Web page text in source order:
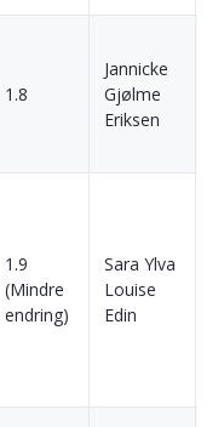
1.8
Jannicke
Gjølme
Eriksen
1.9
(Mindre
endring)
Sara Ylva
Louise
Edin